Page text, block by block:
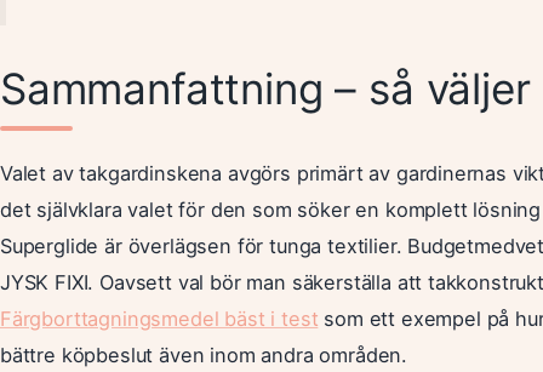
Sammanfattning – så
Valet av takgardinskena avgörs primärt av gardinernas
det självklara valet för den som söker en komplett
Superglide är överlägsen för tunga textilier.
JYSK FIXI. Oavsett val bör man säkerställa att
Färgborttagningsmedel bäst i test som ett exempel på
bättre köpbeslut även inom andra områden.